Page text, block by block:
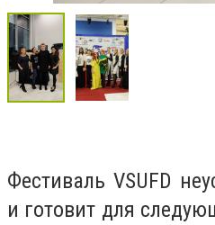
Фестиваль VSUFD
и готовит для